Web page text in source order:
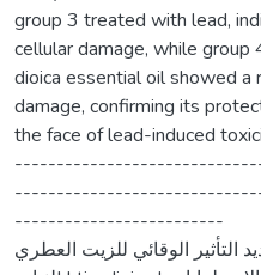
group 3 treated with lead,
cellular damage, while
dioica essential oil showed a
damage, confirming its
the face of lead-induced
-------------------------
التأثير الوقائي للزيت العطري